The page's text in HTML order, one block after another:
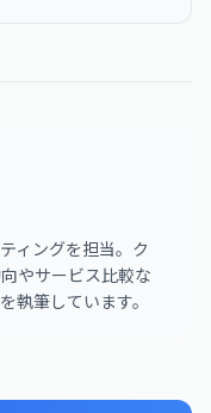
ィングを担当。ク
やサービス比較な
執筆しています。